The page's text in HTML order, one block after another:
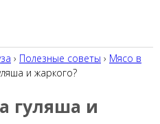
› Полезные советы › Мясо в
и жаркого?
гуляша и